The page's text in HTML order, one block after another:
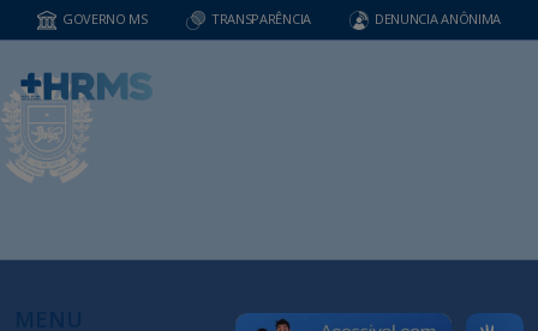
GOVERNO MS TRANSPARÊNCIA DENUNCIA ANÔNIMA